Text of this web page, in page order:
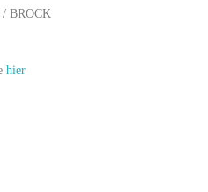
BROCK
hier